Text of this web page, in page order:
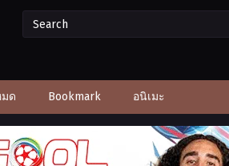
ด Bookmark อนิเมะ